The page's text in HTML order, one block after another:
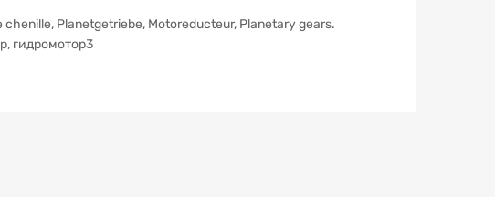
Planetgetriebe, Motoreducteur, Planetary gears.
гидромотор3